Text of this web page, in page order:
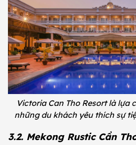
Victoria Can Tho Resort là lựa
những du khách yêu thích sự
3.2. Mekong Rustic Cần